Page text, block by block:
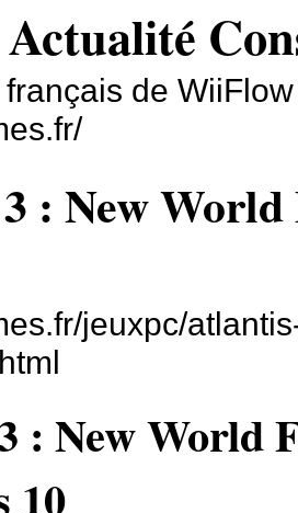
Actualité
de
: New
jeuxpc/
: New World
10